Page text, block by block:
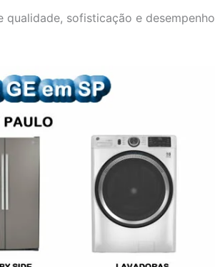
qualidade, sofisticação e desempenho